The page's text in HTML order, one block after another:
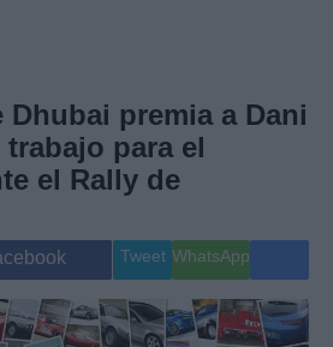
Gente
Dhubai premia a Dani
para el
el Rally de
Tweet WhatsApp